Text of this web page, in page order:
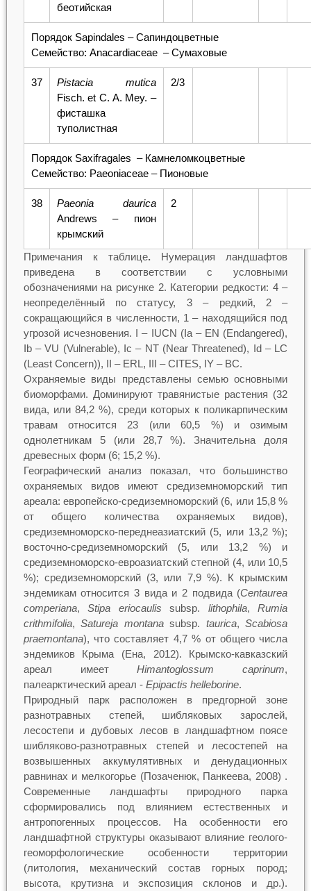
беотийская
Порядок Sapindales –Сапиндоцветные
Семейство: Anacardiaceae –Сумаховые
37 Pistacia
mutica
Fisch. et C. A. Mey. –
фисташка
туполистная
2/3
Порядок Saxifragales –Камнеломкоцветные
Семейство: Paeoniaceae – Пионовые
38
Paeonia daurica
Andrews – пион
крымский
2
Примечания к таблице. Нумерация ландшафтов
приведена в соответствии с условными
обозначениями на рисунке 2. Категории редкости: 4 –
неопределённый по статусу, 3 – редкий, 2 –
сокращающийся в численности, 1 – находящийся под
угрозой исчезновения. I – IUCN (Iа – EN (Endangered),
Ib – VU (Vulnerable), Ic – NT (Near Threatened), Id – LC
(Least Concern)), II – ERL, III – CITES, IY – ВС.
Охраняемые виды представлены семью основными
биоморфами. Доминируют травянистые растения (32
вида, или 84,2 %), среди которых к поликарпическим
травам относится 23 (или 60,5 %) и озимым
однолетникам 5 (или 28,7 %). Значительна доля
древесных форм (6; 15,2 %).
Географический анализ показал, что большинство
охраняемых видов имеют средиземноморский тип
ареала: европейско-средиземноморский (6, или 15,8 %
от общего количества охраняемых видов),
средиземноморско-переднеазиатский (5, или 13,2 %);
восточно-средиземноморский (5, или 13,2 %) и
средиземноморско-евроазиатский степной (4, или 10,5
%); средиземноморский (3, или 7,9 %). К крымским
эндемикам относится 3 вида и 2 подвида (Centaurea
comperiana,Stipa eriocaulis subsp. lithophila,Rumia
crithmifolia,Satureja montanasubsp. taurica,Scabiosa
praemontana), что составляет 4,7 % от общего числа
эндемиков Крыма (Ена, 2012). Крымско-кавказский
ареал имеетHimantoglossum caprinum,
палеарктический ареал ‑ Epipactis helleborine.
Природный парк расположен в предгорной зоне
разнотравных степей, шибляковых зарослей,
лесостепи и дубовых лесов в ландшафтном поясе
шибляково-разнотравных степей и лесостепей на
возвышенных аккумулятивных и денудационных
равнинах и мелкогорье (Позаченюк, Панкеева, 2008) .
Современные ландшафты природного парка
сформировались под влиянием естественных и
антропогенных процессов. На особенности его
ландшафтной структуры оказывают влияние геолого-
геоморфологические особенности территории
(литология, механический состав горных пород;
высота, крутизна и экспозиция склонов и др.).